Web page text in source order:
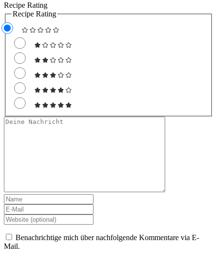
Recipe Rating
Recipe Rating
Benachrichtige mich über nachfolgende Kommentare via E-
Mail.